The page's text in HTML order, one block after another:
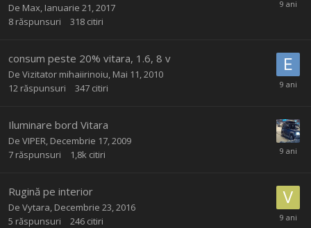
De Max Ianuarie 21, 2017
8 răspunsuri 318 citiri
consum peste 20% vitara, 1.6, 8 v
De Vizitator mihaiirinoiu, Mai 11, 2010
12 răspunsuri 347 citiri
Iluminare bord Vitara
De VIPER Decembrie 17, 2009
7 răspunsuri 1,8k citiri
Rugină pe interior
De Vytara Decembrie 23, 2016
5 răspunsuri 246 citiri